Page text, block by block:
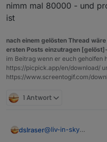
Bei letzter
Schwer zu
nimm mal 80000 - und
ist
nach einem gelösten Thread
ersten Posts einzutragen
im Beitrag wenn er euch geholfen
https://picpick.app/en/download/
https://www.screentogif.com/
1 Antwort
dslraser@liv-in-sky